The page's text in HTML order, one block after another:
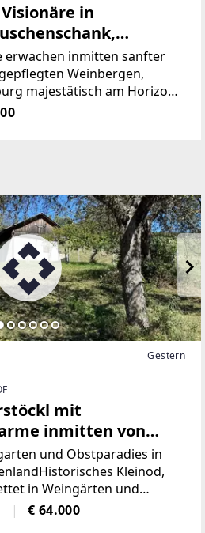
in
erwachen inmitten sanfter
Weinbergen,
majestätisch am Horizont
in der begehrten
wartet eine
Gestern
mit
inmitten von
und Obstparadies in
Kleinod,
in Weingärten und
Kellerstöckl mit einer
und einer
€ 64.000